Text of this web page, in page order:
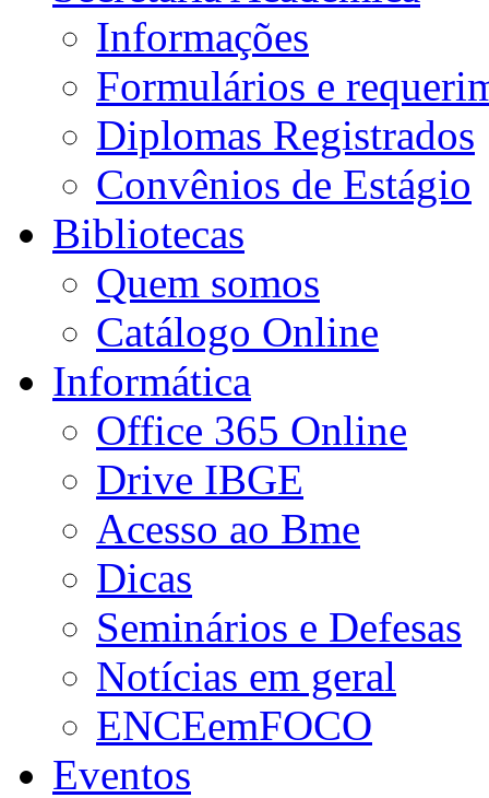
Informações
Formulários e
Diplomas Registrados
Convênios de Estágio
Bibliotecas
Quem somos
Catálogo Online
Informática
Office 365 Online
Drive IBGE
Acesso ao Bme
Dicas
Seminários e Defesas
Notícias em geral
ENCEemFOCO
Eventos